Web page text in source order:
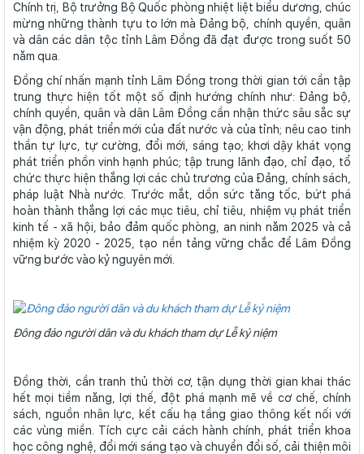
Chính trị, Bộ trưởng Bộ Quốc phòng nhiệt liệt biểu dương, chúc
mừng những thành tựu to lớn mà Đảng bộ, chính quyền, quân
và dân các dân tộc tỉnh Lâm Đồng đã đạt được trong suốt 50
năm qua.
Đồng chí nhấn mạnh tỉnh Lâm Đồng trong thời gian tới cần tập
trung thực hiện tốt một số định hướng chính như: Đảng bộ,
chính quyền, quân và dân Lâm Đồng cần nhận thức sâu sắc sự
vận động, phát triển mới của đất nước và của tỉnh; nêu cao tinh
thần tự lực, tự cường, đổi mới, sáng tạo; khơi dậy khát vọng
phát triển phồn vinh hạnh phúc; tập trung lãnh đạo, chỉ đạo, tổ
chức thực hiện thắng lợi các chủ trương của Đảng, chính sách,
pháp luật Nhà nước. Trước mắt, dồn sức tăng tốc, bứt phá
hoàn thành thắng lợi các mục tiêu, chỉ tiêu, nhiệm vụ phát triển
kinh tế - xã hội, bảo đảm quốc phòng, an ninh năm 2025 và cả
nhiệm kỳ 2020 - 2025, tạo nền tảng vững chắc để Lâm Đồng
vững bước vào kỷ nguyên mới.
Đông đảo người dân và du khách tham dự Lễ kỷ niệm
Đồng thời, cần tranh thủ thời cơ, tận dụng thời gian khai thác
hết mọi tiềm năng, lợi thế, đột phá mạnh mẽ về cơ chế, chính
sách, nguồn nhân lực, kết cấu hạ tầng giao thông kết nối với
các vùng miền. Tích cực cải cách hành chính, phát triển khoa
học công nghệ, đổi mới sáng tạo và chuyển đổi số, cải thiện môi